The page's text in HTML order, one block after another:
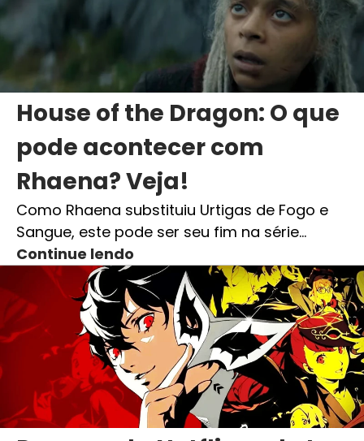
House of the Dragon: O que
pode acontecer com
Rhaena? Veja!
Como Rhaena substituiu Urtigas de Fogo e
Sangue, este pode ser seu fim na série…
Continue lendo